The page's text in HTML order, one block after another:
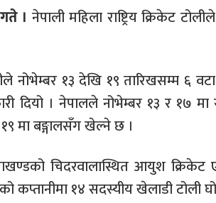
। नेपाली महिला राष्ट्रिय क्रिकेट
नोभेम्बर १३ देखि १९ तारिखसम्म ६
दियो । नेपालले नोभेम्बर १३ र १७ मा
मा बङ्गालसँग खेल्ने छ ।
चिदरवालास्थित आयुश
कप्तानीमा १४ सदस्यीय खेलाडी टोली